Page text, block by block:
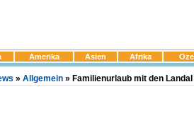
Amerika Asien Afrika
» Allgemein » Familienurlaub mit den